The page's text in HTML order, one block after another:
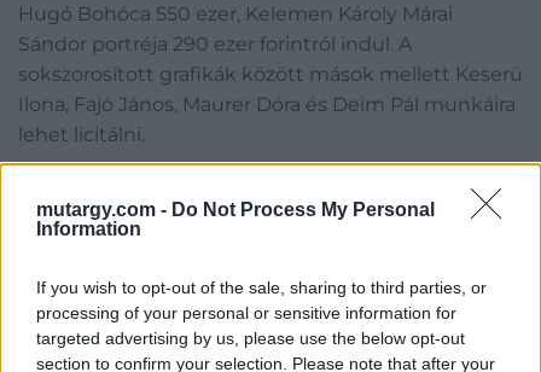
mutargy.com - Do Not Process My Personal
Information
If you wish to opt-out of the sale, sharing to third parties, or
processing of your personal or sensitive information for
targeted advertising by us, please use the below opt-out
section to confirm your selection. Please note that after your
Hugó Bohóca 550 ezer, Kelemen Károly Márai
Sándor portréja 290 ezer forintról indul. A
sokszorosított grafikák között mások mellett Keserü
Ilona, Fajó János, Maurer Dóra és Deim Pál munkáira
lehet licitálni.
május 27-28-i aukcióján zömmel
festmények, bútorok, szőnyegek és órák kerülnek
millió forint feletti kikiáltási árat kapott; ezek Paál
László 18 millió forintról indított Tanyavilág című
munkájának kivételével XVI-XVIII. századi itáliai,